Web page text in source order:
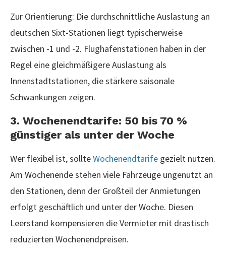
Zur Orientierung: Die durchschnittliche Auslastung an
deutschen Sixt-Stationen liegt typischerweise
zwischen -1 und -2. Flughafenstationen haben in der
Regel eine gleichmäßigere Auslastung als
Innenstadtstationen, die stärkere saisonale
Schwankungen zeigen.
3. Wochenendtarife: 50 bis 70 %
günstiger als unter der Woche
Wer flexibel ist, sollteWochenendtarife gezielt nutzen.
Am Wochenende stehen viele Fahrzeuge ungenutzt an
den Stationen, denn der Großteil der Anmietungen
erfolgt geschäftlich und unter der Woche. Diesen
Leerstand kompensieren die Vermieter mit drastisch
reduzierten Wochenendpreisen.